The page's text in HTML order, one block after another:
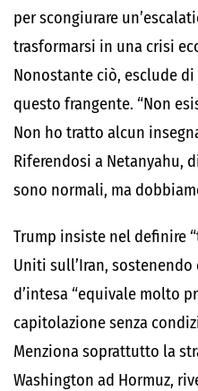
per scongiurare
trasformarsi in una crisi
Nonostante ciò, esclude
questo frangente. “Non
Non ho tratto alcun
Riferendosi a Netanyahu,
sono normali, ma
Trump insiste nel definire
Uniti sull’Iran,
d’intesa “equivale molto
capitolazione senza
Menziona soprattutto la
Washington ad Hormuz,